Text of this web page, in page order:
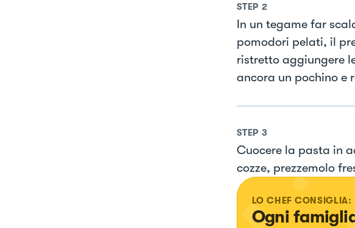
STEP 2
In un tegame far
pomodori pelati, il
ristretto aggiungere
ancora un pochino e
STEP 3
Cuocere la pasta in
cozze, prezzemolo
LO CHEF CONSIGLIA:
Ogni